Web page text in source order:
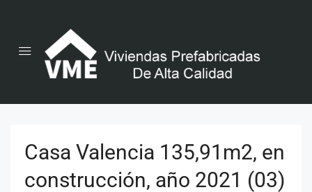
Casa Valencia 135,91m2, en
construcción, año 2021 (03)